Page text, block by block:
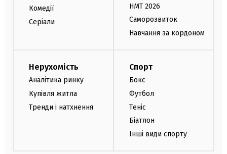
Комедії
Серіали
НМТ 2026
Саморозвиток
Навчання за кордоном
Нерухомість
Аналітика ринку
Купівля житла
Тренди і натхнення
Спорт
Бокс
Футбол
Теніс
Біатлон
Інші види спорту